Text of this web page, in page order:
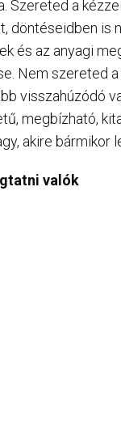
Szereted a
döntéseidben is
és az anyagi
Nem szereted
visszahúzódó
megbízható,
akire bármikor
valók